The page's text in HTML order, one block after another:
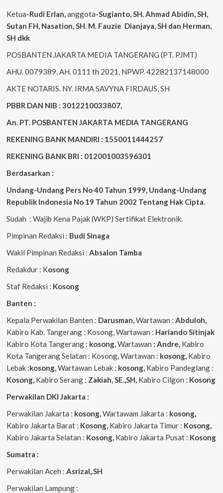
Ketua-Rudi Erlan anggota-Sugianto, SH. Ahmad Abidin , SH,
Sutan FH, Nasation , SH. M. Fauzie Dianjaya , SH dan Herman,
SH dkk
POSBANTEN JAKARTA MEDIA TANGERANG (PT. PJMT)
AHU. 0079389. AH. 0111 th 2021, NPWP. 42282137148000
AKTE NOTARIS. NY. IRMA SAVYNA FIRDAUS, SH
PBBR DAN NIB : 3012210033807,
An. PT. POSBANTEN JAKARTA MEDIA TANGERANG
REKENING BANK MANDIRI : 1550011444257
REKENING BANK BRI : 012001003596301
Berdasarkan :
Undang-Undang Pers No 40 Tahun 1999, Undang-Undang
Republik Indonesia No 19 Tahun 2002 Tentang Hak Cipta
Sudah : Wajib Kena Pajak (WKP) Sertifikat Elektronik.
Pimpinan Redaksi : Budi Sinaga
Wakil Pimpinan Redaksi : Absalon Tamba
Redakdur : Kosong
Staf Redaksi : Kosong
Banten :
Kepala Perwakilan Banten : Darusman, Wartawan : Abduloh,
Kabiro Kab. Tangerang : Kosong, Wartawan : Hariando Sitinjak
Kabiro Kota Tangerang : kosong, Wartawan : Andre, Kabiro
Kota Tangerang Selatan : Kosong, Wartawan : kosong, Kabiro
Lebak :kosong, Wartawan Lebak : kosong, Kabiro Pandeglang :
Kosong, Kabiro Serang : Zakiah, SE.,SH, Kabiro Cilgon : Kosong
Perwakilan DKI Jakarta :
Perwakilan Jakarta : kosong, Wartawam Jakarta : kosong,
Kabiro Jakarta Barat : Kosong, Kabiro Jakarta Timur : Kosong,
Kabiro Jakarta Selatan : Kosong, Kabiro Jakarta Pusat : Kosong
Sumatra :
Perwakilan Aceh : Asrizal,.SH
Perwakilan Lampung :